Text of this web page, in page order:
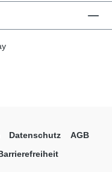
Datenschutz
AGB